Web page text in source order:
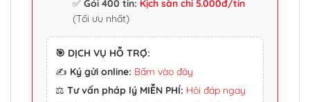
✅Gói 400 tin: Kịch sàn chỉ 5.000đ/tin
(Tối ưu nhất)
🎯 DỊCH VỤ HỖ TRỢ:
✍️ Ký gửi online: Bấm vào đây
⚖️ Tư vấn pháp lý MIỄN PHÍ: Hỏi đáp ngay